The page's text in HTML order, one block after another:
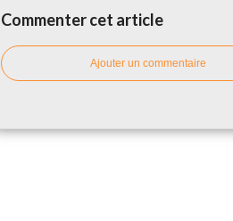
Commenter cet article
Ajouter un commentaire